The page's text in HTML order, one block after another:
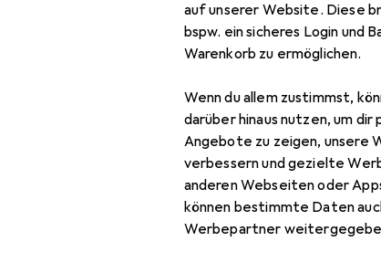
auf unserer Website. Diese
bspw. ein sicheres Login und
Warenkorb zu ermöglichen.
Wenn du allem zustimmst,
darüber hinaus nutzen, um
Angebote zu zeigen, unsere
verbessern und gezielte
anderen Webseiten oder
können bestimmte Daten
Werbepartner